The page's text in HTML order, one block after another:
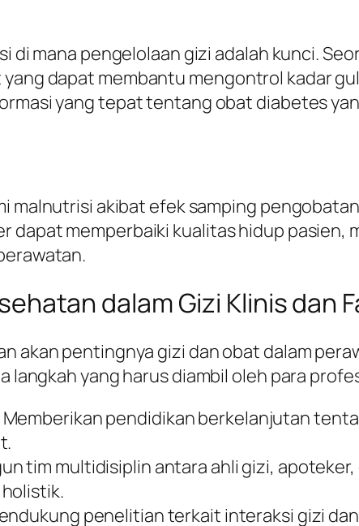
di mana pengelolaan gizi adalah kunci.
dapat membantu mengontrol kadar
yang tepat tentang obat diabetes
malnutrisi akibat efek samping
dapat memperbaiki kualitas hidup
dalam Gizi Klinis dan
akan pentingnya gizi dan obat dalam
langkah yang harus diambil oleh para
Memberikan pendidikan berkelanjutan
tim multidisiplin antara ahli gizi,
penelitian terkait interaksi gizi